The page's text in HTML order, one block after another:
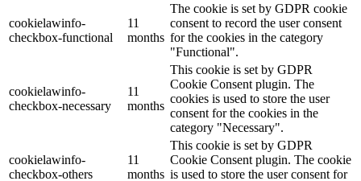
cookielawinfo-
checkbox-functional
11
months
The cookie is set by GDPR cookie
consent to record the user consent
for the cookies in the category
"Functional".
cookielawinfo-
checkbox-necessary
11
months
This cookie is set by GDPR
Cookie Consent plugin. The
cookies is used to store the user
consent for the cookies in the
category "Necessary".
cookielawinfo-
checkbox-others
11
months
This cookie is set by GDPR
Cookie Consent plugin. The cookie
is used to store the user consent for